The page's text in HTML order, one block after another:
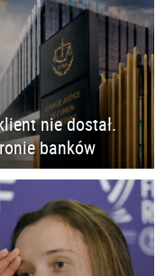
nie dostał.
banków